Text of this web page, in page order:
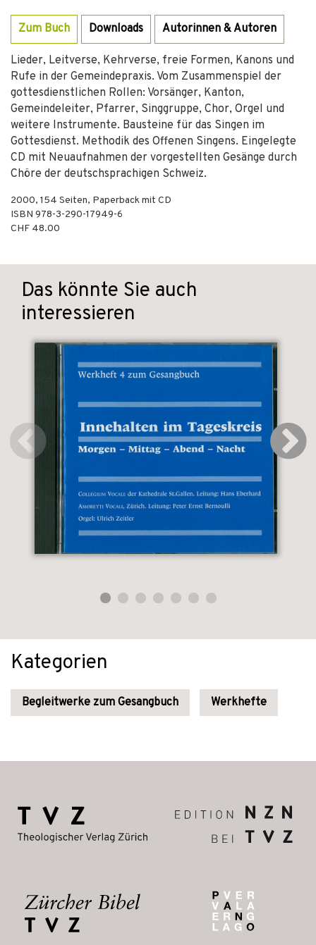
Zum Buch Downloads Autorinnen & Autoren
Lieder, Leitverse, Kehrverse, freie Formen, Kanons und
Rufe in der Gemeindepraxis. Vom Zusammenspiel der
gottesdienstlichen Rollen: Vorsänger, Kanton,
Gemeindeleiter, Pfarrer, Singgruppe, Chor, Orgel und
weitere Instrumente. Bausteine für das Singen im
Gottesdienst. Methodik des Offenen Singens. Eingelegte
CD mit Neuaufnahmen der vorgestellten Gesänge durch
Chöre der deutschsprachigen Schweiz.
2000, 154 Seiten, Paperback mit CD
ISBN 978-3-290-17949-6
CHF 48.00
Das könnte Sie auch
interessieren
Kategorien
Begleitwerke zum Gesangbuch Werkhefte